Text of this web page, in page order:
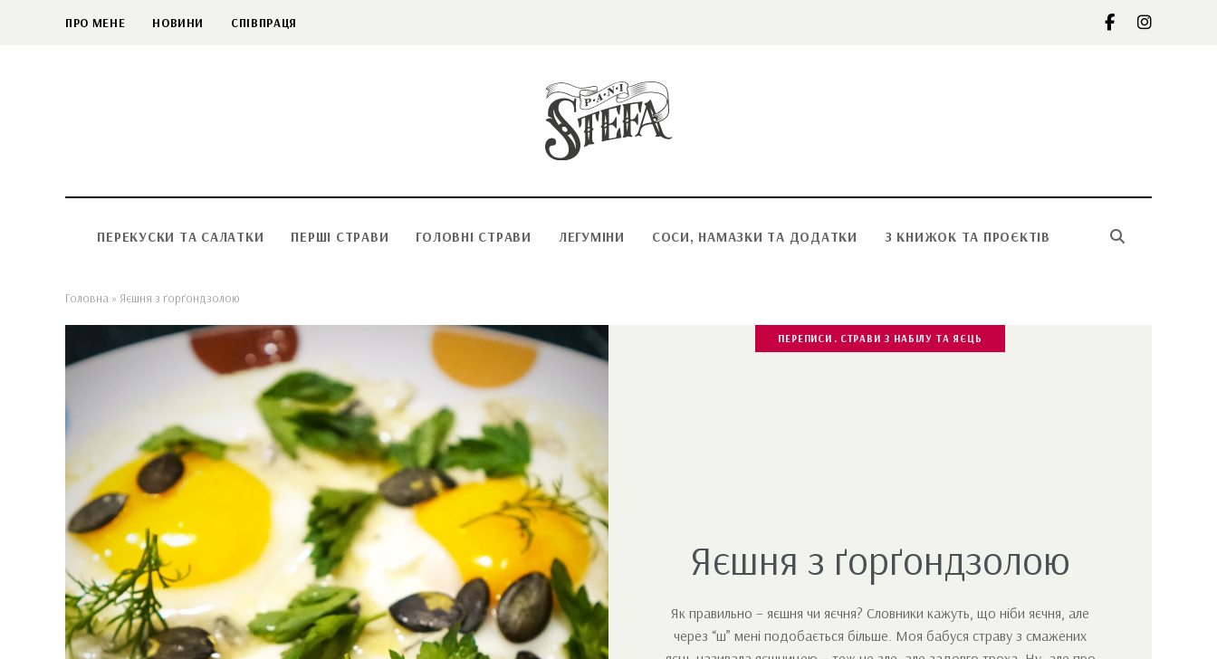
ПРО МЕНЕ НОВИНИ СПІВПРАЦЯ
ПЕРЕКУСКИ ТА САЛАТКИ ПЕРШІ СТРАВИ ГОЛОВНІ СТРАВИ ЛЕГУМІНИ СОСИ, НАМАЗКИ ТА ДОДАТКИ З КНИЖОК ТА ПРОЄКТІВ
Головна » Яєшня з ґорґондзолою
ПЕРЕПИСИ СТРАВИ З НАБІЛУ ТА ЯЄЦЬ
Яєшня з ґорґондзолою
Як правильно – яєшня чи яєчня? Словники кажуть, що ніби яєчня, але
через “ш” мені подобається більше. Моя бабуся страву з смажених